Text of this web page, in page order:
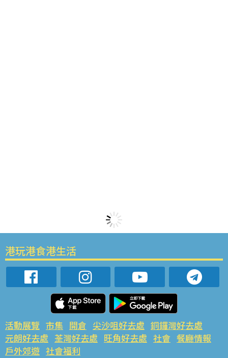
港玩港食港生活
活動展覽 市集 開倉 尖沙咀好去處 銅鑼灣好去處
元朗好去處 荃灣好去處 旺角好去處 社會 餐廳情報
戶外郊遊 社會福利